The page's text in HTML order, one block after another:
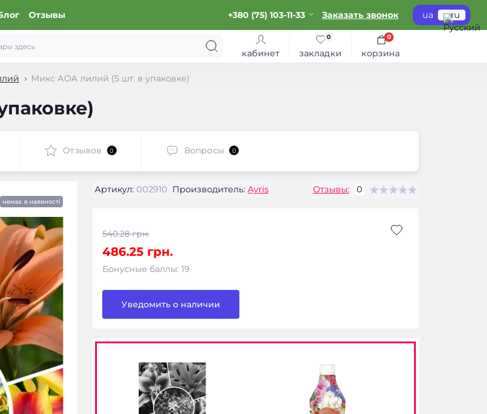
Отзывы +380 (75) 103-11-33 Заказать звонок ua ru
кабинет закладки
0
корзина
0
Микс АОА лилий (5 шт. в упаковке)
Отзывов 0 Вопросы 0
немає в наявності
Артикул: 002910 Производитель: Ayris Отзывы: 0
540.28 грн.
486.25 грн.
Бонусные баллы: 19
Уведомить о наличии